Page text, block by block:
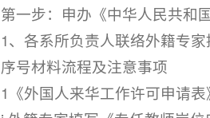
第一步：申办《中华人民共和
1、各系所负责人联络外籍专
序号材料流程及注意事项
1《外国人来华工作许可申请表